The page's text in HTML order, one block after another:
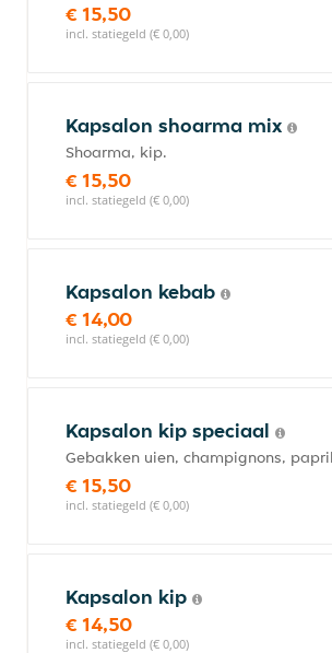
€ 15,50
incl. statiegeld (€ 0,00)
Kapsalon shoarma mix
Shoarma, kip.
€ 15,50
incl. statiegeld (€ 0,00)
Kapsalon kebab
€ 14,00
incl. statiegeld (€ 0,00)
Kapsalon kip speciaal
Gebakken uien, champignons,
€ 15,50
incl. statiegeld (€ 0,00)
Kapsalon kip
€ 14,50
incl. statiegeld (€ 0,00)